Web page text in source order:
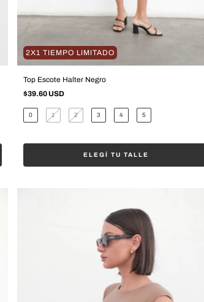
2X1 TIEMPO LIMITADO
Top Escote Halter Negro
$39.60 USD
0 1 2 3 4 5
ELEGÍ TU TALLE